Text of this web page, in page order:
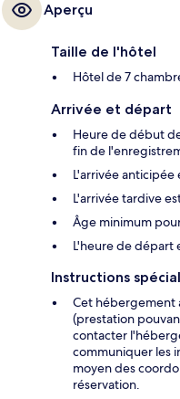
Aperçu
Taille de l'hôtel
Hôtel de 7
Arrivée et départ
Heure de début
fin de
L'arrivée
L'arrivée tardive
Âge minimum
L'heure de départ
Instructions
Cet hébergement
(prestation
contacter
communiquer les
moyen des
réservation.